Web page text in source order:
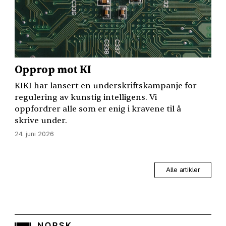
Opprop mot KI
KIKI har lansert en underskriftskampanje for
regulering av kunstig intelligens. Vi
oppfordrer alle som er enig i kravene til å
skrive under.
24. juni 2026
Alle artikler